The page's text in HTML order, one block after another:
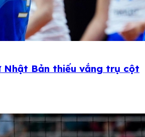
Nhật Bản thiếu vắng trụ cột